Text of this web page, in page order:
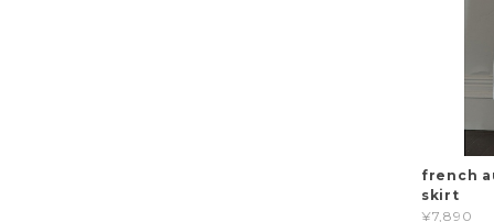
french
skirt
¥7,890